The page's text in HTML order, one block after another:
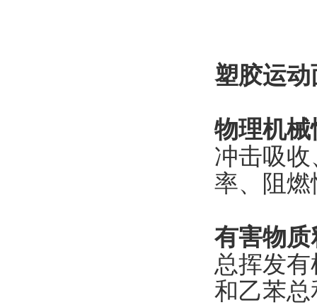
塑胶运
物理机械
冲击吸
率、阻
有害物质
总挥发
和乙苯